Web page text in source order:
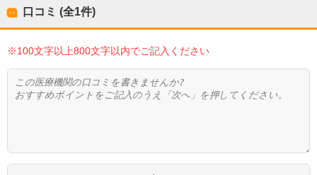
口コミ (全1件)
※100文字以上800文字以内でご記入ください